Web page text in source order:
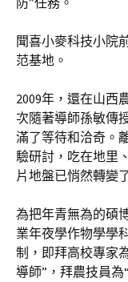
聞喜小麥科技小院
范基地。
2009年，還在山西
次隨著導師孫敏傳
滿了等待和洽奇。
驗研討，吃在地里
片地盤已悄然轉變
為把年青無為的碩
業年夜學作物學學
制，即拜高校專家
導師”，拜農技員